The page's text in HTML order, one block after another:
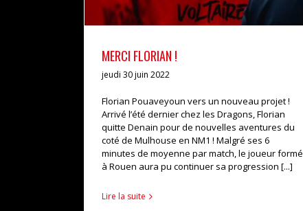
MERCI FLORIAN !
jeudi 30 juin 2022
Florian Pouaveyoun vers un nouveau projet !
Arrivé l’été dernier chez les Dragons, Florian
quitte Denain pour de nouvelles aventures du
coté de Mulhouse en NM1 ! Malgré ses 6
minutes de moyenne par match, le joueur formé
à Rouen aura pu continuer sa progression [...]
Lire la suite